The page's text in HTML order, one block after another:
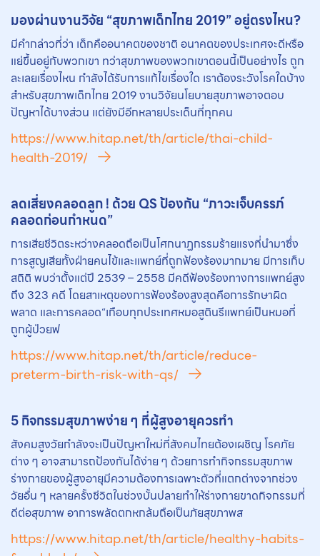
มองผ่านงานวิจัย “สุขภาพเด็กไทย 2019” อยู่ตรงไหน?
มีคำกล่าวที่ว่า เด็กคืออนาคตของชาติ อนาคตของประเทศจะดีหรือ
แย่ขึ้นอยู่กับพวกเขา ทว่าสุขภาพของพวกเขาตอนนี้เป็นอย่างไร ถูก
ละเลยเรื่องไหน กำลังได้รับการแก้ไขเรื่องใด เราต้องระวังโรคใดบ้าง
สำหรับสุขภาพเด็กไทย 2019 งานวิจัยนโยบายสุขภาพอาจตอบ
ปัญหาได้บางส่วน แต่ยังมีอีกหลายประเด็นที่ทุกคน
https://www.hitap.net/th/article/thai-child-
health-2019/
ลดเสี่ยงคลอดลูก ! ด้วย QS ป้องกัน “ภาวะเจ็บครรภ์
คลอดก่อนกำหนด”
การเสียชีวิตระหว่างคลอดถือเป็นโศกนาฏกรรมร้ายแรงที่นำมาซึ่ง
การสูญเสียทั้งฝ่ายคนไข้และแพทย์ที่ถูกฟ้องร้องมากมาย มีการเก็บ
สถิติ พบว่าตั้งแต่ปี 2539 – 2558 มีคดีฟ้องร้องทางการแพทย์สูง
ถึง 323 คดี โดยสาเหตุของการฟ้องร้องสูงสุดคือการรักษาผิด
พลาด และการคลอด“เกือบทุกประเทศหมอสูตินรีแพทย์เป็นหมอที่
ถูกผู้ป่วยฟ
https://www.hitap.net/th/article/reduce-
preterm-birth-risk-with-qs/
5 กิจกรรมสุขภาพง่าย ๆ ที่ผู้สูงอายุควรทำ
สังคมสูงวัยกำลังจะเป็นปัญหาใหม่ที่สังคมไทยต้องเผชิญ โรคภัย
ต่าง ๆ อาจสามารถป้องกันได้ง่าย ๆ ด้วยการทำกิจกรรมสุขภาพ
ร่างกายของผู้สูงอายุมีความต้องการเฉพาะตัวที่แตกต่างจากช่วง
วัยอื่น ๆ หลายครั้งชีวิตในช่วงบั้นปลายทำให้ร่างกายขาดกิจกรรมที่
ดีต่อสุขภาพ อาการพลัดตกหกล้มถือเป็นภัยสุขภาพส
https://www.hitap.net/th/article/healthy-habits-